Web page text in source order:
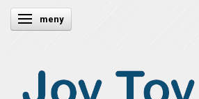
Ändra navigering
meny